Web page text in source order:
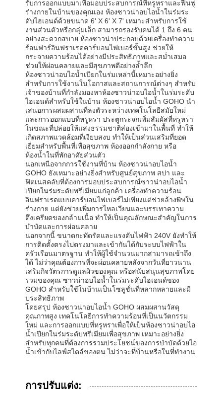
รับการออกแบบมาเพื่อมอบประสบการณ์ที่หรูหราและฟื้นฟู
ร่างกายในบ้านของคุณเอง ห้องซาวน่าอบไอน้ำในร่มระ
ดับไฮเอนด์ด้วยขนาด 6' X 6' X 7' เหมาะสำหรับการใช้
งานส่วนตัวหรือกลุ่มเล็ก สามารถรองรับคนได้ 1 ถึง 6 คน
อย่างสะดวกสบาย ห้องซาวน่าประกอบด้วยเครื่องทำความ
ร้อนฟาร์อินฟราเรดคาร์บอนไฟเบอร์ขั้นสูง ช่วยให้
กระจายความร้อนได้อย่างมีประสิทธิภาพและสม่ำเสมอ
ช่วยให้ผ่อนคลายและมีสุขภาพดีอย่างล้ำลึก
ห้องซาวน่าอบไอน้ำเปียกในร่มเหล่านี้เหมาะอย่างยิ่ง
สำหรับการใช้งานในโอกาสและสถานการณ์ต่างๆ สำหรับ
เจ้าของบ้านที่กำลังมองหาห้องซาวน่าอบไอน้ำในร่มระดับ
ไฮเอนด์สำหรับใช้ในบ้าน ห้องซาวน่าอบไอน้ำ GOHO นำ
เสนอการผสมผสานที่ลงตัวระหว่างเทคโนโลยีสมัยใหม่
และการออกแบบที่หรูหรา ประตูกระจกเพิ่มสัมผัสที่หรูหรา
ในขณะที่ปล่อยให้แสงธรรมชาติส่องเข้ามาในพื้นที่ ทำให้
เกิดสภาพแวดล้อมที่เงียบสงบ ทำให้เป็นส่วนเสริมที่ยอด
เยี่ยมสำหรับพื้นที่เพื่อสุขภาพ ห้องออกกำลังกาย หรือ
ห้องน้ำในที่พักอาศัยส่วนตัว
นอกเหนือจากการใช้งานที่บ้าน ห้องซาวน่าอบไอน้ำ
GOHO ยังเหมาะอย่างยิ่งสำหรับศูนย์สุขภาพ สปา และ
ฟิตเนสคลับที่ต้องการมอบประสบการณ์ซาวน่าอบไอน้ำ
เปียกในร่มระดับพรีเมียมแก่ลูกค้า เครื่องทำความร้อน
อินฟราเรดแบบคาร์บอนไฟเบอร์ไม่เพียงแต่ช่วยล้างพิษใน
ร่างกาย แต่ยังช่วยเพิ่มการไหลเวียนและบรรเทาความ
ตึงเครียดของกล้ามเนื้อ ทำให้เป็นคุณลักษณะสำคัญในการ
บำบัดและการผ่อนคลาย
นอกจากนี้ ขนาดกะทัดรัดและแรงดันไฟฟ้า 240V ยังทำให้
การติดตั้งตรงไปตรงมาและเข้ากันได้กับระบบไฟฟ้าใน
ครัวเรือนมาตรฐาน ทำให้ผู้ใช้จำนวนมากสามารถเข้าถึง
ได้ ไม่ว่าคุณต้องการที่จะผ่อนคลายหลังจากวันที่ยาวนาน
เสริมกิจวัตรการดูแลผิวของคุณ หรือสนับสนุนสุขภาพโดย
รวมของคุณ ซาวน่าอบไอน้ำในร่มระดับไฮเอนด์ของ
GOHO สำหรับใช้ในบ้านเป็นโซลูชั่นที่หลากหลายและมี
ประสิทธิภาพ
โดยสรุป ห้องซาวน่าอบไอน้ำ GOHO ผสมผสานวัสดุ
คุณภาพสูง เทคโนโลยีการทำความร้อนที่เป็นนวัตกรรม
ใหม่ และการออกแบบที่หรูหราเพื่อให้เป็นห้องซาวน่าอบไอ
น้ำเปียกในร่มระดับพรีเมียมเพื่อสุขภาพ เหมาะอย่างยิ่ง
สำหรับทุกคนที่ต้องการรวมประโยชน์ของการบำบัดด้วยไอ
น้ำเข้ากับไลฟ์สไตล์ของตน ไม่ว่าจะที่บ้านหรือในที่ทำงาน
การปรับแต่ง: